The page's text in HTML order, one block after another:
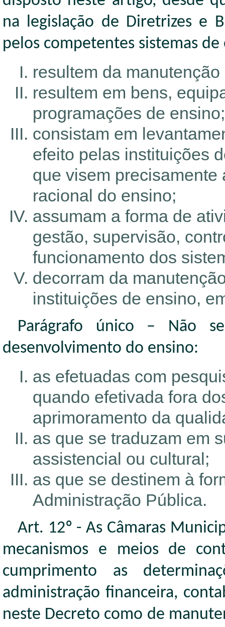
na legislação de Diretrizes e
pelos competentes sistemas
resultem da
resultem em bens,
programações de ensino;
consistam em
efeito pelas instituições
que visem
racional do ensino;
assumam a forma de
gestão, supervisão,
funcionamento dos
decorram da
instituições de ensino,
Parágrafo único – Não
desenvolvimento do ensino:
as efetuadas com
quando efetivada fora
aprimoramento da
as que se traduzam em
assistencial ou cultural;
as que se destinem à
Administração Pública.
Art. 12º - As Câmaras
mecanismos e meios de
cumprimento as
administração financeira,
neste Decreto como de